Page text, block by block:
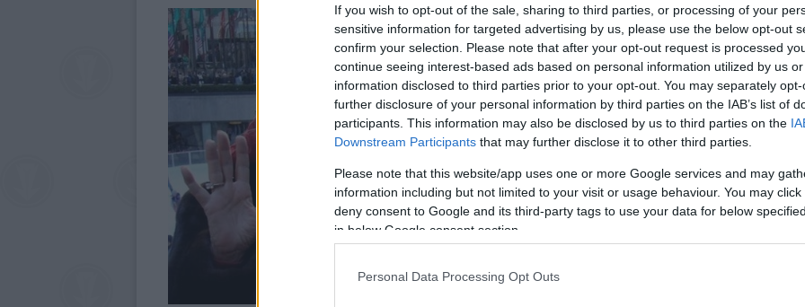
If you wish to opt-out of the sale, sharing to third parties, or processing of your
sensitive information for targeted advertising by us, please use the below opt-out
confirm your selection. Please note that after your opt-out request is processed
continue seeing interest-based ads based on personal information utilized by us
information disclosed to third parties prior to your opt-out. You may separately
further disclosure of your personal information by third parties on the IAB’s list of
participants. This information may also be disclosed by us to third parties on the
Downstream Participants that may further disclose it to other third parties.
Please note that this website/app uses one or more Google services and may
information including but not limited to your visit or usage behaviour. You may
deny consent to Google and its third-party tags to use your data for below
in below Google consent section.
Personal Data Processing Opt Outs
Polly Platt motoros neuron betegségben
szenvedett. Számos filmet gyártott, többek közt a
Rózsák háborúja és a Híradó sztárjai köthető a
nevéhez, illetve az Oscar-díjra is jelölt Becéző
szavak.
Férje Peter Bogdanovich rendező volt.
tanult, mielőtt jelmeztervezőként helyezkedett
volna el.
Díszlettervezőként is dolgozott, többek közt a
férje által rendezett Az utolsó mozielőadásban, de
viszonyt létesített Cybill Shepherddel a film